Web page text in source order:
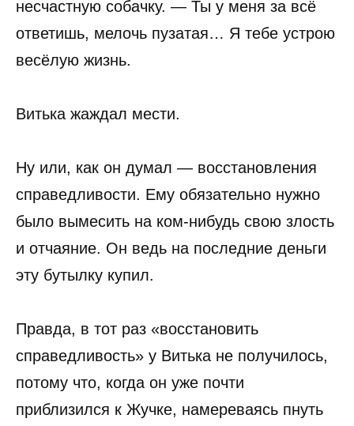
несчастную собачку. — Ты у меня за всё
ответишь, мелочь пузатая… Я тебе устрою
весёлую жизнь.
Витька жаждал мести.
Ну или, как он думал — восстановления
справедливости. Ему обязательно нужно
было вымесить на ком-нибудь свою злость
и отчаяние. Он ведь на последние деньги
эту бутылку купил.
Правда, в тот раз «восстановить
справедливость» у Витька не получилось,
потому что, когда он уже почти
приблизился к Жучке, намереваясь пнуть